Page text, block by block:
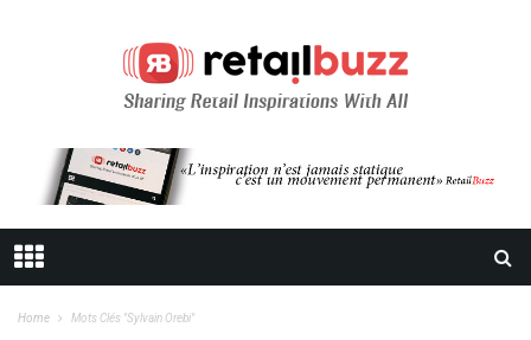
Home Mots Clés "Sylvain Orebi"